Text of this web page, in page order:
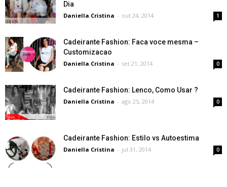
Dia
Daniella Cristina - out 24, 2014 1
Cadeirante Fashion: Faca voce mesma –
Customizacao
Daniella Cristina - set 21, 2014 0
Cadeirante Fashion: Lenco, Como Usar ?
Daniella Cristina - ago 25, 2014 0
Cadeirante Fashion: Estilo vs Autoestima
Daniella Cristina - jul 31, 2014 0